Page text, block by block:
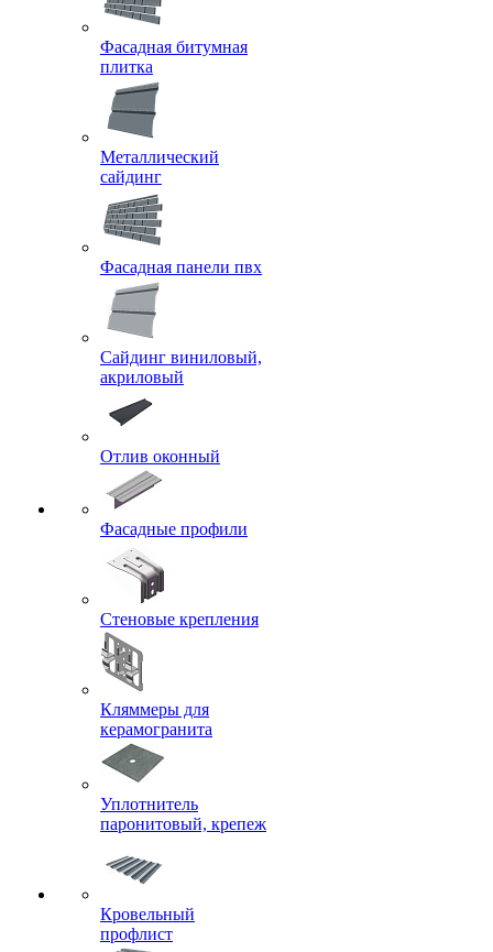
Фасадная битумная
плитка
Металлический
сайдинг
Фасадная панели пвх
Сайдинг виниловый,
акриловый
Отлив оконный
Фасадные профили
Стеновые крепления
Кляммеры для
керамогранита
Уплотнитель
паронитовый, крепеж
Кровельный
профлист